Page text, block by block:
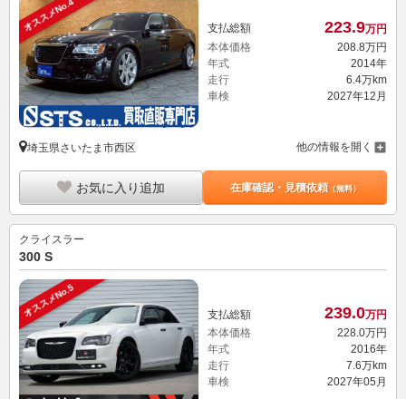
オススメNo.4 支払総額 223.9万円
本体価格
208. 8万円
年式
2014年
走行
6.4万km
車検
2027年12月
埼玉県さいたま市西区 他の情報を開く
お気に入り追加 在庫確認・見積依頼（無料）
クライスラー
300 S
オススメNo.5 支払総額 239.0万円
本体価格
228.0万円
年式
2016年
走行
7.6万km
車検
2027年05月